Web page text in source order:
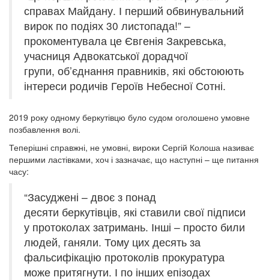
справах Майдану. І перший обвинувальний
вирок по подіях 30 листопада!” –
прокоментувала це Євгенія Закревська,
учасниця Адвокатської дорадчої
групи, об’єднання правників, які обстоюють
інтереси родичів Героїв Небесної Сотні.
2019 року одному беркутівцю було судом оголошено умовне
позбавлення волі.
Теперішні справжні, не умовні, вироки Сергій Колоша називає
першими ластівками, хоч і зазначає, що наступні – ще питання
часу:
“Засуджені – двоє з понад
десяти беркутівців, які ставили свої підписи
у протоколах затримань. Інші – просто били
людей, ганяли. Тому цих десять за
фальсифікацію протоколів прокуратура
може притягнути. І по інших епізодах